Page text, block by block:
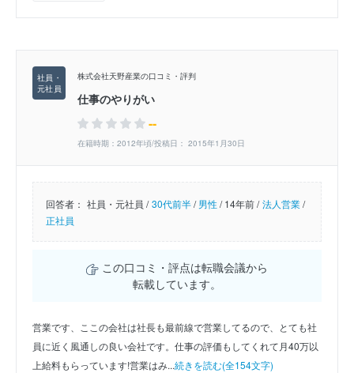
株式会社天野産業の口コミ・評判
仕事のやりがい
--
在籍時期：2012年頃/投稿日： 2015年1月30日
回答者： 社員・元社員 / 30代前半/男性/14年前 / 法人営業/
正社員
この口コミ・評点は転職会議から
転載しています。
営業です、ここの会社は社長も最前線で営業してるので、とても社
員に近く風通しの良い会社です。仕事の評価もしてくれて月40万以
上給料もらっています!営業はみ...続きを読む(全154文字)